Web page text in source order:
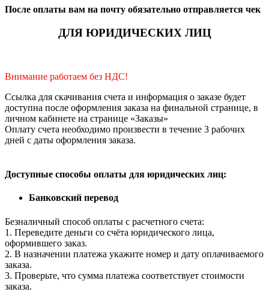
После оплаты вам на почту обязательно отправляется чек
ДЛЯ ЮРИДИЧЕСКИХ ЛИЦ
Внимание работаем без НДС!
Ссылка для скачивания счета и информация о заказе будет
доступна после оформления заказа на финальной странице, в
личном кабинете на странице «Заказы»
Оплату счета необходимо произвести в течение 3 рабочих
дней с даты оформления заказа.
Доступные способы оплаты для юридических лиц:
Банковский перевод
Безналичный способ оплаты с расчетного счета:
1. Переведите деньги со счёта юридического лица,
оформившего заказ.
2. В назначении платежа укажите номер и дату оплачиваемого
заказа.
3. Проверьте, что сумма платежа соответствует стоимости
заказа.